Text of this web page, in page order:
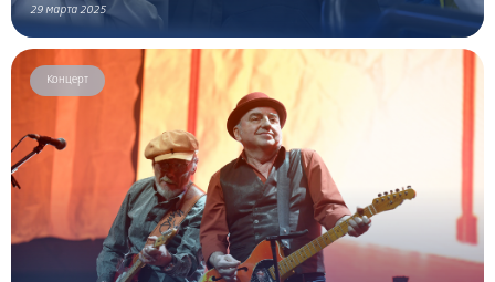
29 марта 2025
Концерт